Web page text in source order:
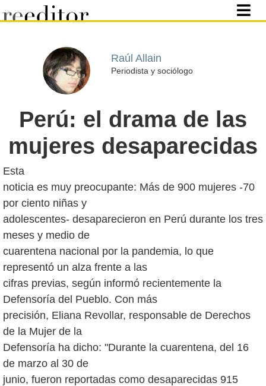
Raúl Allain
Periodista y sociólogo
Perú: el drama de las
mujeres desaparecidas
Esta
noticia es muy preocupante: Más de 900 mujeres -70
por ciento niñas y
adolescentes- desaparecieron en Perú durante los tres
meses y medio de
cuarentena nacional por la pandemia, lo que
representó un alza frente a las
cifras previas, según informó recientemente la
Defensoría del Pueblo. Con más
precisión, Eliana Revollar, responsable de Derechos
de la Mujer de la
Defensoría ha dicho: "Durante la cuarentena, del 16
de marzo al 30 de
junio, fueron reportadas como desaparecidas 915